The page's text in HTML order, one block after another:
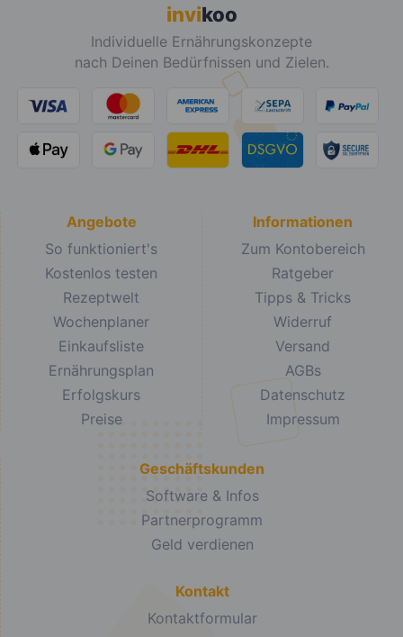
invikoo
Individuelle Ernährungskonzepte
nach Deinen Bedürfnissen und Zielen.
Angebote
So funktioniert's
Kostenlos testen
Rezeptwelt
Wochenplaner
Einkaufsliste
Ernährungsplan
Erfolgskurs
Preise
Informationen
Zum Kontobereich
Ratgeber
Tipps & Tricks
Widerruf
Versand
AGBs
Datenschutz
Impressum
Geschäftskunden
Software & Infos
Partnerprogramm
Geld verdienen
Kontakt
Kontaktformular